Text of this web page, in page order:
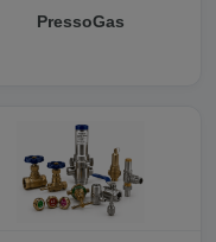
PressoGas